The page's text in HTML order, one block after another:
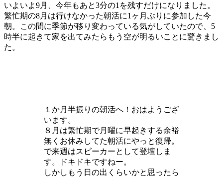
いよいよ9月、今年もあと3分の1を残すだけになりました。
繁忙期の8月は行けなかった朝活に1ヶ月ぶりに参加した今
朝。この間に季節が移り変わっている気がしていたので、5
時半に起きて家を出てみたらもう空が明るいことに驚きまし
た。
１か月半振りの朝活へ！おはようござ
います。
８月は繁忙期で月曜に早起きする余裕
無くお休みしてた朝活にやっと復帰。
で来週はスピーカーとして登壇しま
す。ドキドキですねー。
しかしもう日の出くらいかと思ったら